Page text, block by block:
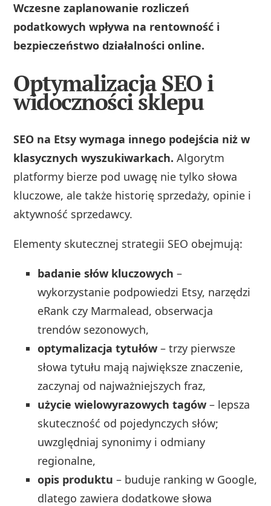
Wczesne zaplanowanie rozliczeń
podatkowych wpływa na rentowność i
bezpieczeństwo działalności online.
Optymalizacja SEO i
widoczności sklepu
SEO na Etsy wymaga innego podejścia niż w
klasycznych wyszukiwarkach. Algorytm
platformy bierze pod uwagę nie tylko słowa
kluczowe, ale także historię sprzedaży, opinie i
aktywność sprzedawcy.
Elementy skutecznej strategii SEO obejmują:
badanie słów kluczowych –
wykorzystanie podpowiedzi Etsy, narzędzi
eRank czy Marmalead, obserwacja
trendów sezonowych,
optymalizacja tytułów – trzy pierwsze
słowa tytułu mają największe znaczenie,
zaczynaj od najważniejszych fraz,
użycie wielowyrazowych tagów – lepsza
skuteczność od pojedynczych słów;
uwzględniaj synonimy i odmiany
regionalne,
opis produktu – buduje ranking w Google,
dlatego zawiera dodatkowe słowa